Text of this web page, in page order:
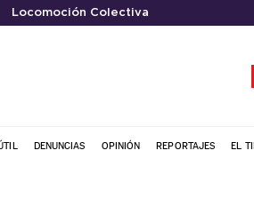
Locomoción Colectiva
DENUNCIAS OPINIÓN REPORTAJES EL